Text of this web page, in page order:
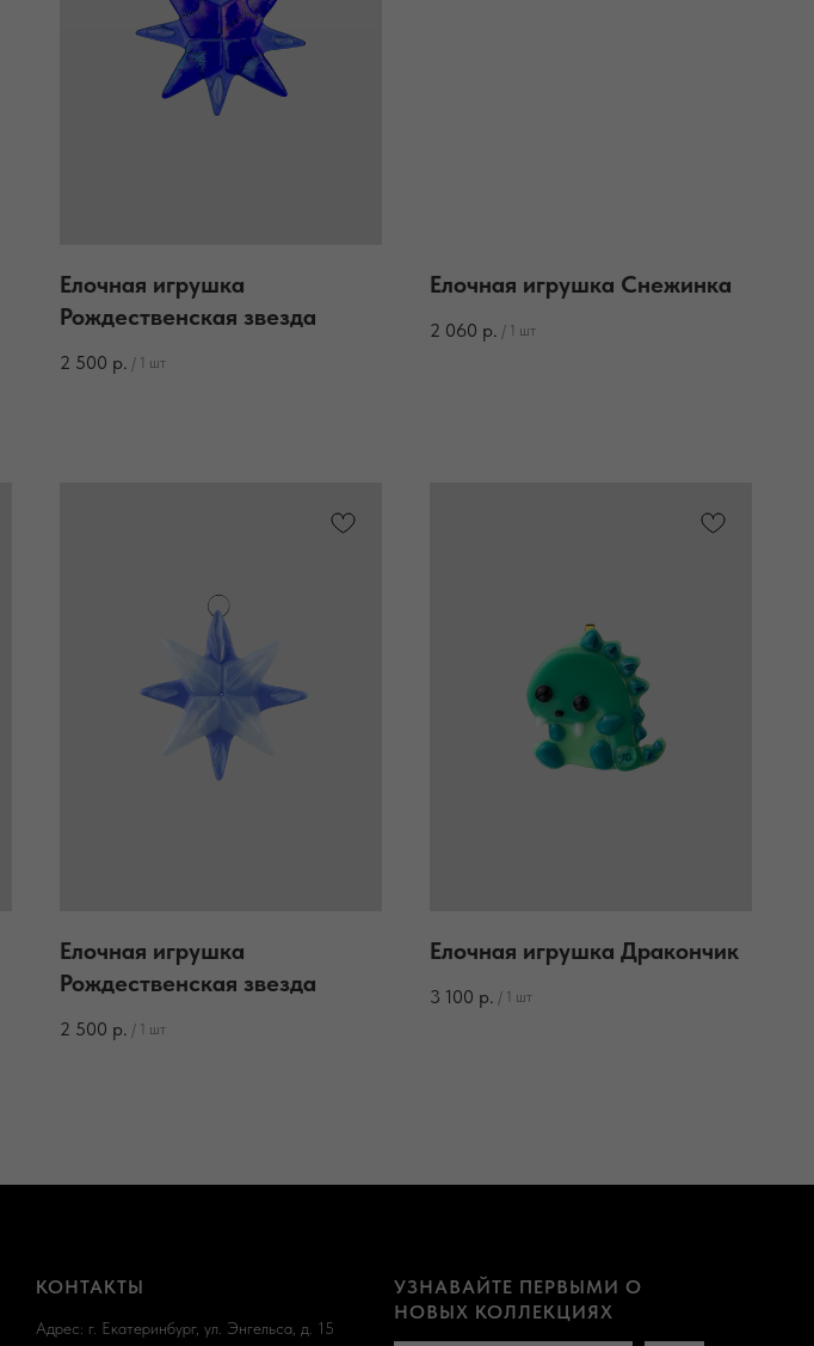
Елочная игрушка
Рождественская звезда
2 500 р. / 1 шт
Елочная игрушка Снежинка
2 060 р. / 1 шт
Елочная игрушка
Рождественская звезда
2 500 р. / 1 шт
Елочная игрушка Дракончик
3 100 р. / 1 шт
КОНТАКТЫ
Адрес: г. Екатеринбург, ул. Энгельса, д. 15
УЗНАВАЙТЕ ПЕРВЫМИ О
НОВЫХ КОЛЛЕКЦИЯХ